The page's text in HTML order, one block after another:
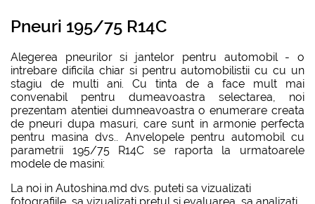
Pneuri 195/75 R14C
Alegerea pneurilor si jantelor pentru automobil - o
intrebare dificila chiar si pentru automobilistii cu cu un
stagiu de multi ani. Cu tinta de a face mult mai
convenabil pentru dumeavoastra selectarea, noi
prezentam atentiei dumneavoastra o enumerare creata
de pneuri dupa masuri, care sunt in armonie perfecta
pentru masina dvs.. Anvelopele pentru automobil cu
parametrii 195/75 R14C se raporta la urmatoarele
modele de masini:
La noi in Autoshina.md dvs. puteti sa vizualizati